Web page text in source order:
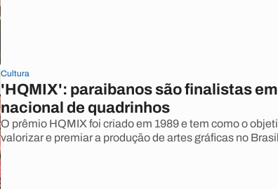
Cultura
'HQMIX': paraibanos são finalistas
nacional de quadrinhos
O prêmio HQMIX foi criado em 1989 e tem como o
valorizar e premiar a produção de artes gráficas no